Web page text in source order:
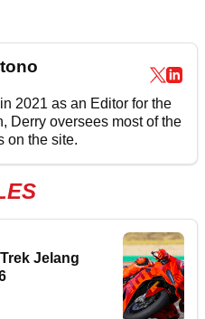
2021 as an Editor for the
Derry oversees most of the
on the site.
Jelang